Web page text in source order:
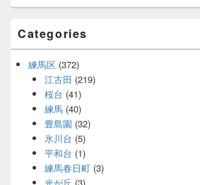
Categories
練馬区 (372)
江古田 (219)
桜台 (41)
練馬(40)
豊島園 (32)
氷川台 (5)
平和台 (1)
練馬春日町(3)
光が丘 (3)